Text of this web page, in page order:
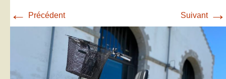
← Précédent Suivant →